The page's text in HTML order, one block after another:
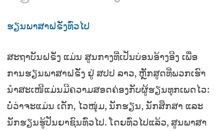
content
ຮຽນພາສາຝຣັ່ງທົ່ວໄປ
ສະຖາບັນຝຣັ່ງ ແມ່ນ ສູນກາງທີ່ເປັນບ່ອນອ້າງອີງ ເພື່ອ
ການຮຽນພາສາຝຣັ່ງ ຢູ່ ສປປ ລາວ, ຫຼັກສູດທີ່ພວກເຮົາ
ນໍາສະເໜີແມ່ນມີຄວາມສອດຄ່ອງກັບຜູ້ຮຽນທຸກເພດໄວ:
ບໍ່ວ່າຈະແມ່ນ ເດັກ, ໄວໜຸ່ມ, ນັກຮຽນ, ນັກສຶກສາ ແລະ
ນັກຮຽນຮູ້ປັນຍາຊົນທົ່ວໄປ. ໂດຍທົ່ວໄປແລ້ວ, ສູນພາສາ